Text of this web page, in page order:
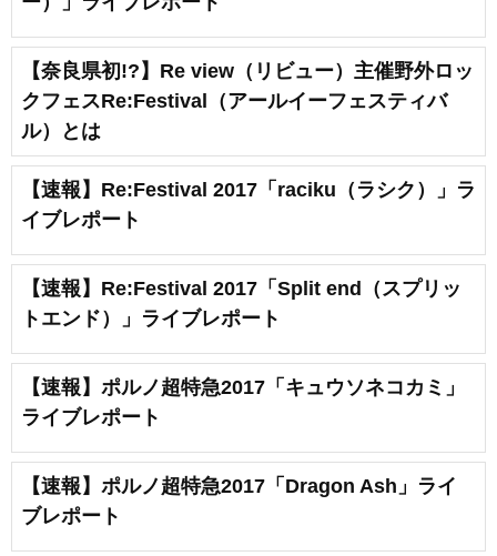
【奈良県初!?】Re view（リビュー）主催野外ロッ
クフェスRe:Festival（アールイーフェスティバ
ル）とは
【速報】Re:Festival 2017「raciku（ラシク）」ラ
イブレポート
【速報】Re:Festival 2017「Split end（スプリッ
トエンド）」ライブレポート
【速報】ポルノ超特急2017「キュウソネコカミ」
ライブレポート
【速報】ポルノ超特急2017「Dragon Ash」ライ
ブレポート